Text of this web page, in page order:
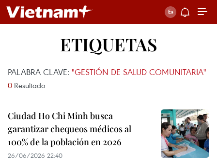
ETIQUETAS
PALABRA CLAVE: "GESTIÓN DE SALUD COMUNITARIA"
0 Resultado
Ciudad Ho Chi Minh busca
garantizar chequeos médicos al
100% de la población en 2026
26/06/2026 22:40